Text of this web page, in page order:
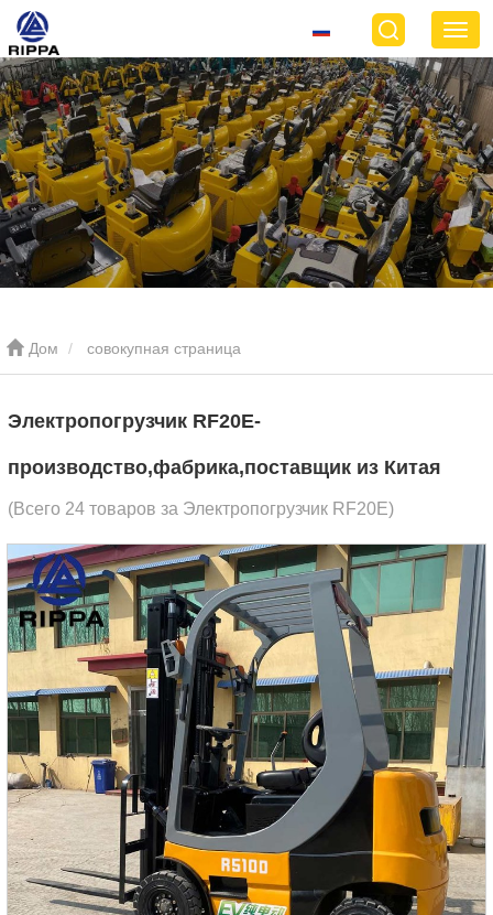
Дом совокупная страница
Электропогрузчик RF20E-
производство,фабрика,поставщик из Китая
(Всего 24 товаров за Электропогрузчик RF20E)